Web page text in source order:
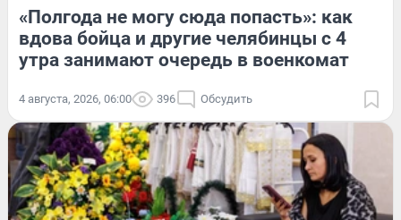
«Полгода не могу сюда попасть»: как
вдова бойца и другие челябинцы с 4
утра занимают очередь в военкомат
4 августа, 2026, 06:00 396 Обсудить